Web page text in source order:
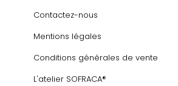
Contactez-nous
Mentions légales
Conditions générales de vente
L'atelier SOFRACA®